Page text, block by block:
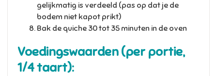
gelijkmatig is verdeeld (pas op dat je de
bodem niet kapot prikt)
Bak de quiche 30 tot 35 minuten in de oven
Voedingswaarden (per portie,
1/4 taart):